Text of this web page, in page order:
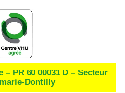
PR 60 00031 D – Secteur
Dontilly